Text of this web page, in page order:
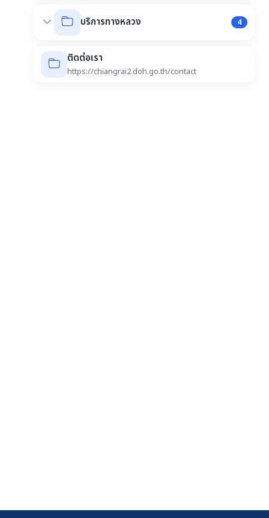
บริการทางหลวง 4
ติดต่อเรา
https://chiangrai2.doh.go.th/contact